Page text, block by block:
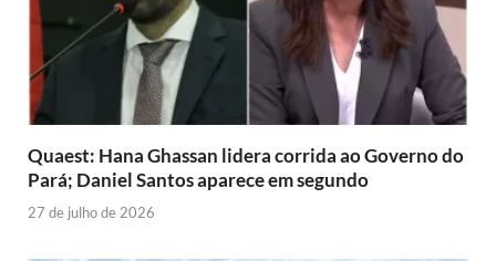
Quaest: Hana Ghassan lidera corrida ao Governo do
Pará; Daniel Santos aparece em segundo
27 de julho de 2026